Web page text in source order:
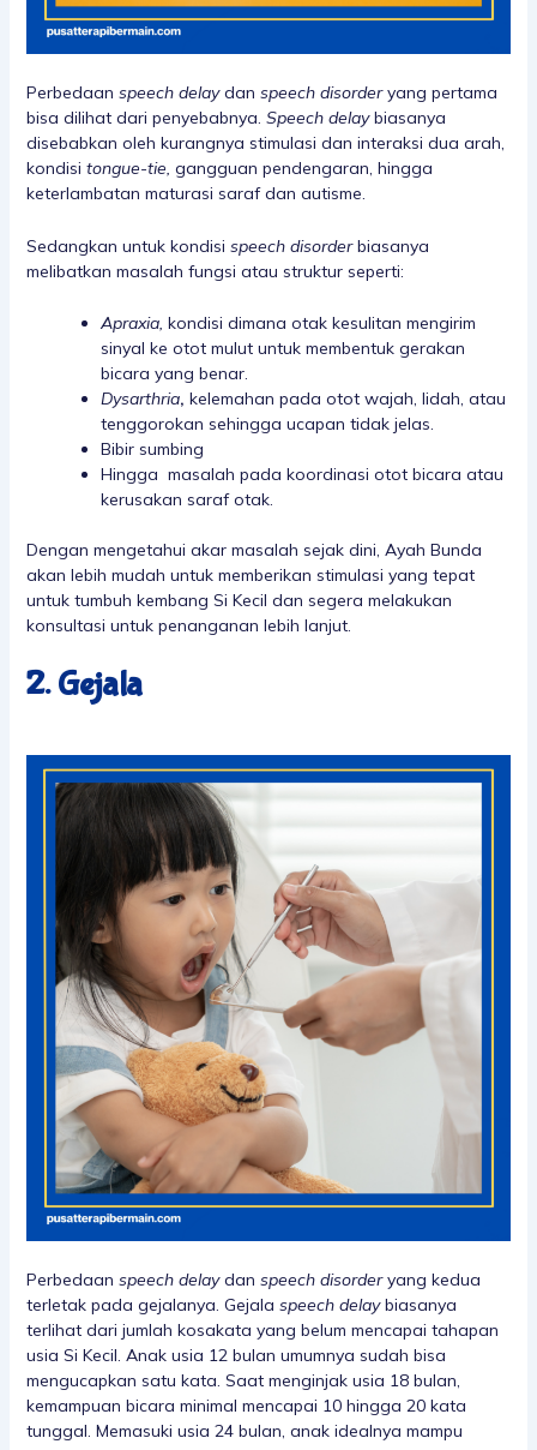
Perbedaan speech delaydan speech disorderyang pertama
bisa dilihat dari penyebabnya. Speech delaybiasanya
disebabkan oleh kurangnya stimulasi dan interaksi dua arah,
kondisi tongue-tie, gangguan pendengaran, hingga
keterlambatan maturasi saraf dan autisme.
Sedangkan untuk kondisi speech disorderbiasanya
melibatkan masalah fungsi atau struktur seperti:
Apraxia, kondisi dimana otak kesulitan mengirim
sinyal ke otot mulut untuk membentuk gerakan
bicara yang benar.
Dysarthria, kelemahan pada otot wajah, lidah, atau
tenggorokan sehingga ucapan tidak jelas.
Bibir sumbing
Hingga masalah pada koordinasi otot bicara atau
kerusakan saraf otak.
Dengan mengetahui akar masalah sejak dini, Ayah Bunda
akan lebih mudah untuk memberikan stimulasi yang tepat
untuk tumbuh kembang Si Kecil dan segera melakukan
konsultasi untuk penanganan lebih lanjut.
2. Gejala
Perbedaan speech delaydan speech disorderyang kedua
terletak pada gejalanya. Gejala speech delaybiasanya
terlihat dari jumlah kosakata yang belum mencapai tahapan
usia Si Kecil. Anak usia 12 bulan umumnya sudah bisa
mengucapkan satu kata. Saat menginjak usia 18 bulan,
kemampuan bicara minimal mencapai 10 hingga 20 kata
tunggal. Memasuki usia 24 bulan, anak idealnya mampu